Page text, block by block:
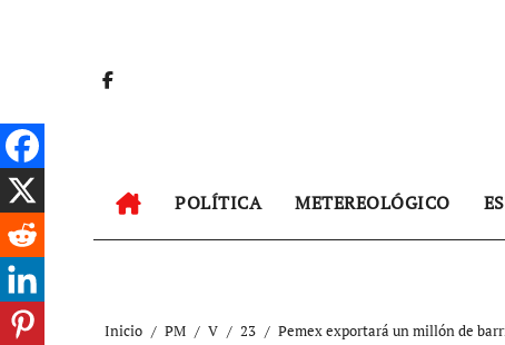
POLÍTICA METEREOLÓGICO
Inicio PM V 23 Pemex exportará un millón de